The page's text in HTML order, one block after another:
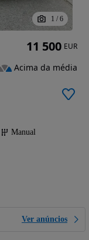
1 / 6
Manual
Ver anúncios
11 500 EUR
Acima da média